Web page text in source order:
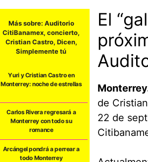
Más sobre: Auditorio
CitiBanamex,concierto,
Cristian Castro, Dicen,
Simplemente tú
Yuri y Cristian Castro en
Monterrey: noche de estrellas
Carlos Rivera regresará a
Monterrey con todo su
romance
Arcángel pondrá a perrear a
todo Monterrey
El
de
22 de